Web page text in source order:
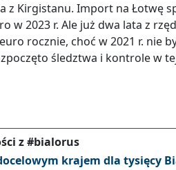
z Kirgistanu. Import na Łotwę
w 2023 r. Ale już dwa lata z
rocznie, choć w 2021 r. nie
śledztwa i kontrole w
z #bialorus
krajem dla tysięcy